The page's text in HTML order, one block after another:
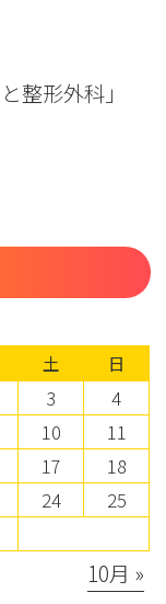
整形外科」
土 日
3
4
10
11
17
18
24
25
10月 »